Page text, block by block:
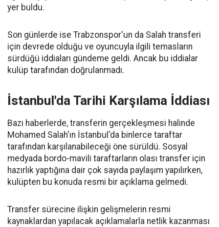
yer buldu.
Son günlerde ise Trabzonspor'un da Salah transferi
için devrede olduğu ve oyuncuyla ilgili temasların
sürdüğü iddiaları gündeme geldi. Ancak bu iddialar
kulüp tarafından doğrulanmadı.
İstanbul'da Tarihi Karşılama İddiası
Bazı haberlerde, transferin gerçekleşmesi halinde
Mohamed Salah'ın İstanbul'da binlerce taraftar
tarafından karşılanabileceği öne sürüldü. Sosyal
medyada bordo-mavili taraftarların olası transfer için
hazırlık yaptığına dair çok sayıda paylaşım yapılırken,
kulüpten bu konuda resmi bir açıklama gelmedi.
Transfer sürecine ilişkin gelişmelerin resmi
kaynaklardan yapılacak açıklamalarla netlik kazanması